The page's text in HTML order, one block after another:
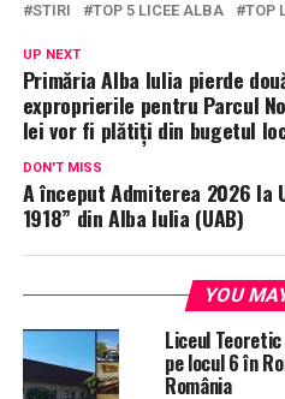
STIRI
TOP 5 LICEE ALBA TOP
UP NEXT
Primăria Alba Iulia pierde
exproprierile pentru Parcul
lei vor fi plătiți din bugetul
DON'T MISS
A început Admiterea 2026 la
1918” din Alba Iulia (UAB)
YOU
Liceul
pe locul 6 în
România